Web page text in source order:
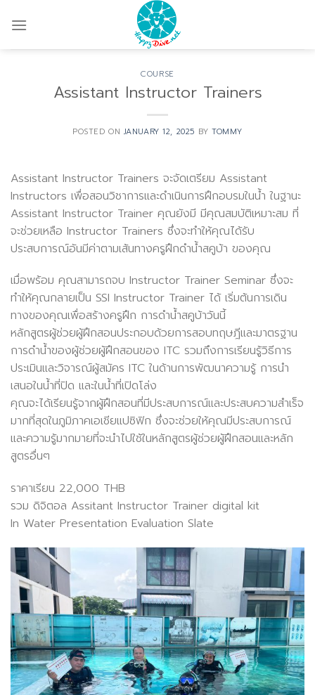
COURSE
Assistant Instructor Trainers
POSTED ON JANUARY 12, 2025 BY TOMMY
Assistant Instructor Trainers จะจัดเตรียม Assistant
Instructors เพื่อสอนวิชาการและดำเนินการฝึกอบรมในน้ำ ในฐานะ
Assistant Instructor Trainer คุณยังมี มีคุณสมบัติเหมาะสม ที่
จะช่วยเหลือ Instructor Trainers ซึ่งจะทำให้คุณได้รับ
ประสบการณ์อันมีค่าตามเส้นทางครูฝึกดำน้ำสคูบ้า ของคุณ
เมื่อพร้อม คุณสามารถจบ Instructor Trainer Seminar ซึ่งจะ
ทำให้คุณกลายเป็น SSI Instructor Trainer ได้ เริ่มต้นการเดิน
ทางของคุณเพื่อสร้างครูฝึก การดำน้ำสคูบ้าวันนี้
หลักสูตรผู้ช่วยผู้ฝึกสอนประกอบด้วยการสอบทฤษฎีและมาตรฐาน
การดำน้ำของผู้ช่วยผู้ฝึกสอนของ ITC รวมถึงการเรียนรู้วิธีการ
ประเมินและวิจารณ์ผู้สมัคร ITC ในด้านการพัฒนาความรู้ การนำ
เสนอในน้ำที่ปิด และในน้ำที่เปิดโล่ง
คุณจะได้เรียนรู้จากผู้ฝึกสอนที่มีประสบการณ์และประสบความสำเร็จ
มากที่สุดในภูมิภาคเอเชียแปซิฟิก ซึ่งจะช่วยให้คุณมีประสบการณ์
และความรู้มากมายที่จะนำไปใช้ในหลักสูตรผู้ช่วยผู้ฝึกสอนและหลัก
สูตรอื่นๆ
ราคาเรียน 22,000 THB
รวม ดิจิตอล Assitant Instructor Trainer digital kit
In Water Presentation Evaluation Slate